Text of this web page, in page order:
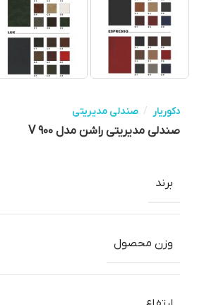
دکوریار / صندلی مدیریتی
صندلی مدیریتی راشن مدل V ۹۰۰
برند
وزن محصول